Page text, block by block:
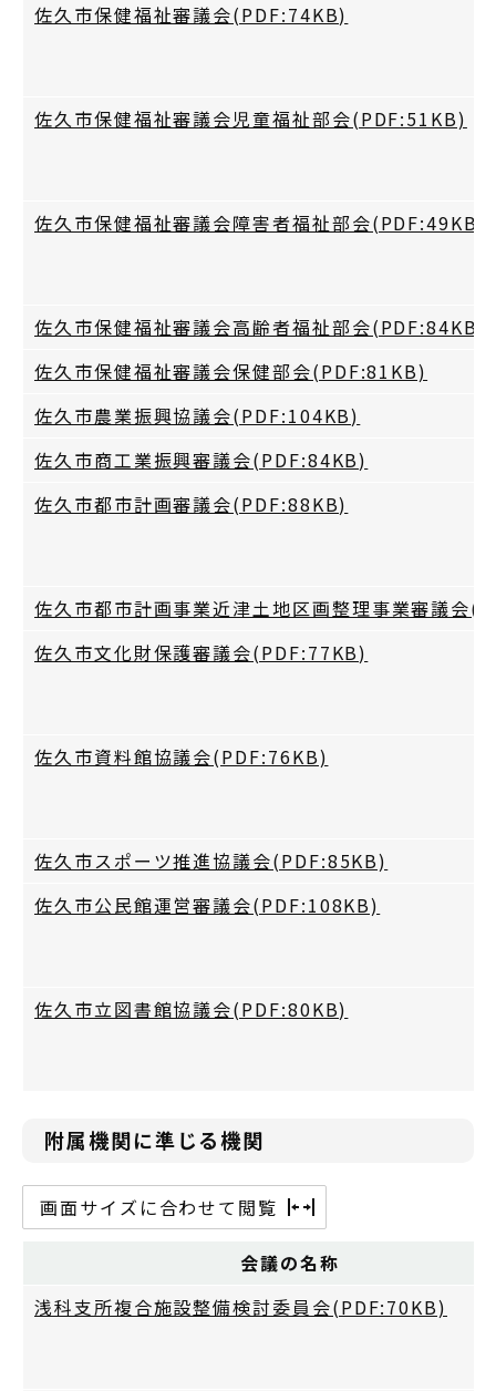
佐久市保健福祉審議会(PDF:74KB)
佐久市保健福祉審議会児童福祉部会(PDF:51KB)
佐久市保健福祉審議会障害者福祉部会(PDF:49KB)
佐久市保健福祉審議会高齢者福祉部会(PDF:84KB)
佐久市保健福祉審議会保健部会(PDF:81KB)
佐久市農業振興協議会(PDF:104KB)
佐久市商工業振興審議会(PDF:84KB)
佐久市都市計画審議会(PDF:88KB)
佐久市都市計画事業近津土地区画整理事業審議会
佐久市文化財保護審議会(PDF:77KB)
佐久市資料館協議会(PDF:76KB)
佐久市スポーツ推進協議会(PDF:85KB)
佐久市公民館運営審議会(PDF:108KB)
佐久市立図書館協議会(PDF:80KB)
附属機関に準じる機関
画面サイズに合わせて閲覧
会議の名称
浅科支所複合施設整備検討委員会(PDF:70KB)